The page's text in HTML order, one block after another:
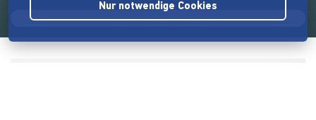
Nur notwendige Cookies